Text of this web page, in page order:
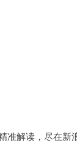
准解读，尽在新